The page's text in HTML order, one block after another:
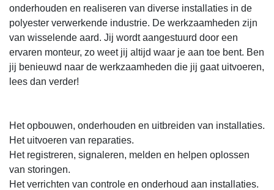
onderhouden en realiseren van diverse installaties in de
polyester verwerkende industrie. De werkzaamheden zijn
van wisselende aard. Jij wordt aangestuurd door een
ervaren monteur, zo weet jij altijd waar je aan toe bent. Ben
jij benieuwd naar de werkzaamheden die jij gaat uitvoeren,
lees dan verder!
Het opbouwen, onderhouden en uitbreiden van installaties.
Het uitvoeren van reparaties.
Het registreren, signaleren, melden en helpen oplossen
van storingen.
Het verrichten van controle en onderhoud aan installaties.